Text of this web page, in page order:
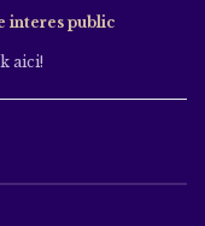
interes public
aici!